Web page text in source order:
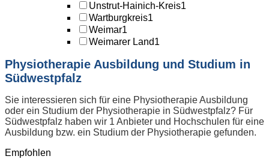
Unstrut-Hainich-Kreis1
Wartburgkreis1
Weimar1
Weimarer Land1
Physiotherapie Ausbildung und Studium in
Südwestpfalz
Sie interessieren sich für eine Physiotherapie Ausbildung
oder ein Studium der Physiotherapie in Südwestpfalz? Für
Südwestpfalz haben wir 1 Anbieter und Hochschulen für eine
Ausbildung bzw. ein Studium der Physiotherapie gefunden.
Empfohlen